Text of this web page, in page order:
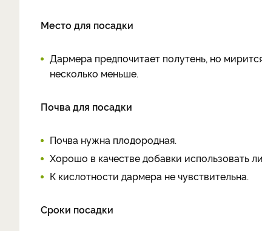
Место для посадки
Дармера предпочитает полутень, но
несколько меньше.
Почва для посадки
Почва нужна плодородная.
Хорошо в качестве добавки использовать
К кислотности дармера не чувствительна.
Сроки посадки